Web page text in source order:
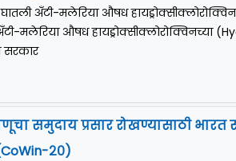
अँटी-मलेरिया औषध
अँटी-मलेरिया औषध हायड्रोक्सीक्लोरोक्विनच्या
सरकार
समुदाय प्रसार रोखण्यासाठी
२०)